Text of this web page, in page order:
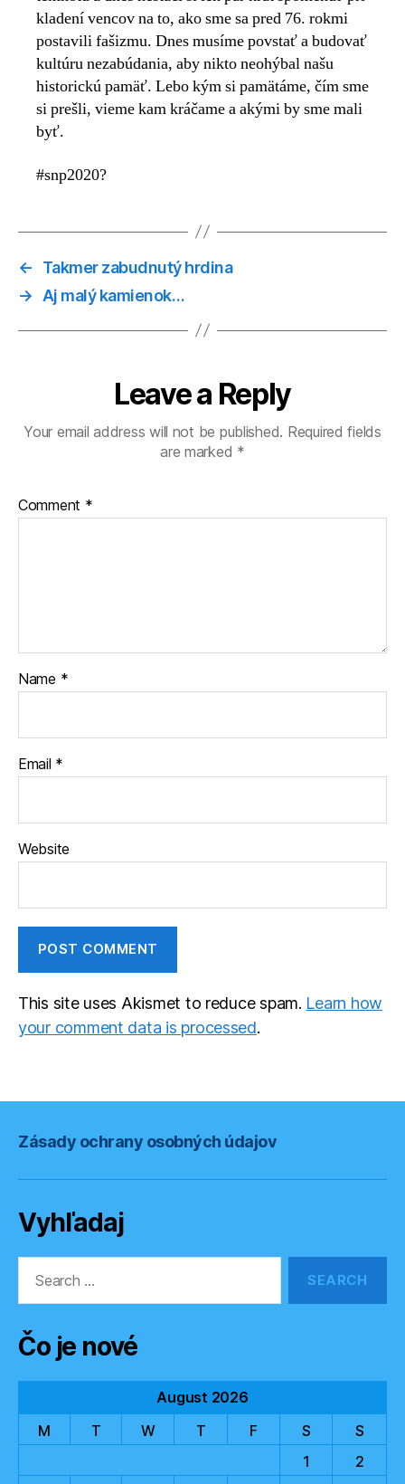
kladení vencov na to, ako sme sa pred 76. rokmi
postavili fašizmu. Dnes musíme povstať a budovať
kultúru nezabúdania, aby nikto neohýbal našu
historickú pamäť. Lebo kým si pamätáme, čím sme
si prešli, vieme kam kráčame a akými by sme mali
byť.
#snp2020?
←
Takmer zabudnutý hrdina
→
Aj malý kamienok…
Leave a Reply
Your email address will not be published. Required fields
are marked *
Comment *
Name *
Email *
Website
This site uses Akismet to reduce spam. Learn how
your comment data is processed.
Zásady ochrany osobných údajov
Vyhľadaj
Čo je nové
August 2026
M
T W T F S
S
1
2